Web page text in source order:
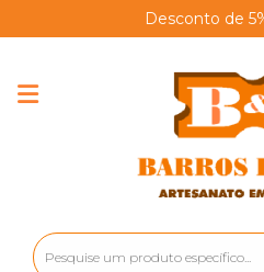
Desconto de